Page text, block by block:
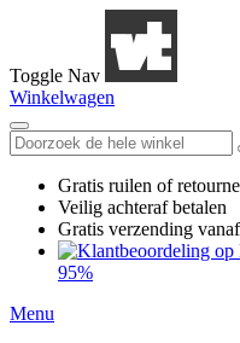
Toggle Nav
Winkelwagen
Gratis ruilen of
Veilig achteraf betalen
Gratis verzending
95%
Menu